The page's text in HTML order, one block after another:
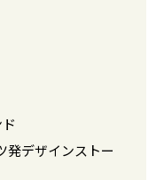
デザインストー